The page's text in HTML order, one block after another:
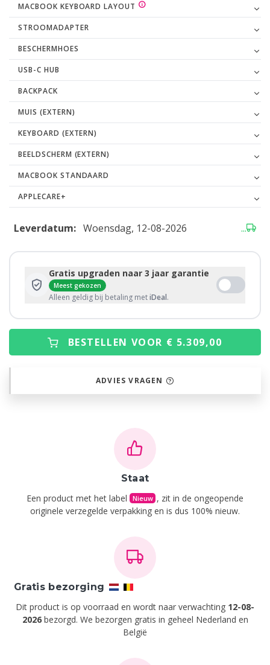
MACBOOK KEYBOARD LAYOUT
STROOMADAPTER
BESCHERMHOES
USB-C HUB
BACKPACK
MUIS (EXTERN)
KEYBOARD (EXTERN)
BEELDSCHERM (EXTERN)
MACBOOK STANDAARD
APPLECARE+
Leverdatum: Woensdag, 12-08-2026 ...
Gratis upgraden naar 3 jaar garantie
Meest gekozen
Alleen geldig bij betaling metiDeal.
BESTELLEN VOOR € 5.309,00
ADVIES VRAGEN
Staat
Een product met het label Nieuw , zit in de ongeopende
originele verzegelde verpakking en is dus 100% nieuw.
Gratis bezorging
Dit product is op voorraad en wordt naar verwachting 12-08-
2026bezorgd. We bezorgen gratis in geheel Nederland en
België